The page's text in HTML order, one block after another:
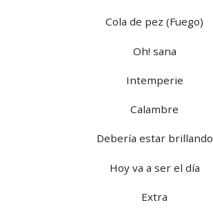
Cola de pez (Fuego)
Oh! sana
Intemperie
Calambre
Debería estar brillando
Hoy va a ser el día
Extra